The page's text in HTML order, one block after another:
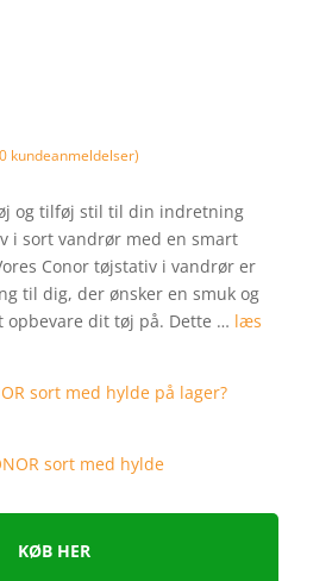
kundeanmeldelser)
og tilføj stil til din indretning
i sort vandrør med en smart
Conor tøjstativ i vandrør er
til dig, der ønsker en smuk og
opbevare dit tøj på. Dette … læs
KØB HER